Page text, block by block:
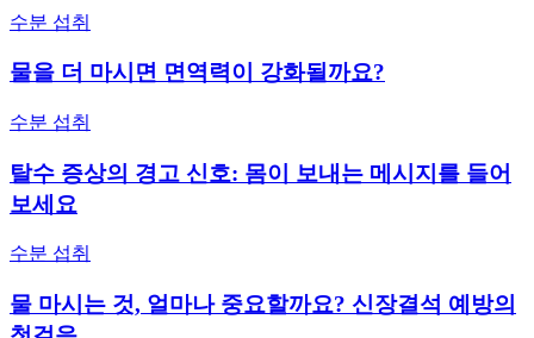
수분 섭취
물을 더 마시면 면역력이 강화될까요?
수분 섭취
탈수 증상의 경고 신호: 몸이 보내는 메시지를 들어
보세요
수분 섭취
물 마시는 것, 얼마나 중요할까요? 신장결석 예방의